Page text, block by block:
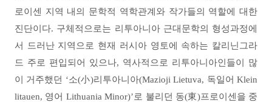
로이센 지역 내의 문학적 역학관계와 작가들의 역할에 대한
진단이다. 구체적으로는 리투아니아 근대문학의 형성과정에
서 드러난 지역으로 현재 러시아 영토에 속하는 칼리닌그라
드 주로 편입되어 있으나, 역사적으로 리투아니아인들이 많
이 거주했던 ‘소(小)리투아니아(Mazioji Lietuva, 독일어Klein
litauen, 영어 Lithuania Minor)’로 불리던 동(東)프로이센을 중